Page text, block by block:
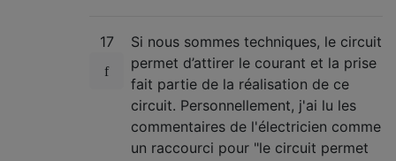
17
Si nous sommes techniques, le circuit
permet d’attirer le courant et la prise
fait partie de la réalisation de ce
circuit. Personnellement, j'ai lu les
commentaires de l'électricien comme
un raccourci pour "le circuit permet